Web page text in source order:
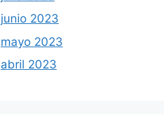
junio 2023
mayo 2023
abril 2023